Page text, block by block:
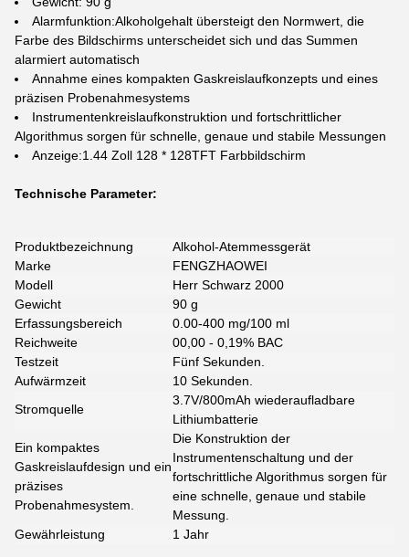
Alarmfunktion:Alkoholgehalt übersteigt den Normwert, die
Farbe des Bildschirms unterscheidet sich und das Summen
alarmiert automatisch
Annahme eines kompakten Gaskreislaufkonzepts und eines
präzisen Probenahmesystems
Instrumentenkreislaufkonstruktion und fortschrittlicher
Algorithmus sorgen für schnelle, genaue und stabile Messungen
Anzeige:1.44 Zoll 128 * 128TFT Farbbildschirm
Technische Parameter:
Produktbezeichnung
Alkohol-Atemmessgerät
Marke
FENGZHAOWEI
Modell
Herr Schwarz 2000
Gewicht
90 g
Erfassungsbereich
0.00-400 mg/100 ml
Reichweite
00,00 - 0,19% BAC
Testzeit
Fünf Sekunden.
Aufwärmzeit
10 Sekunden.
Stromquelle
3.7V/800mAh wiederaufladbare
Lithiumbatterie
Ein kompaktes
Gaskreislaufdesign und ein
präzises
Probenahmesystem.
Die Konstruktion der
Instrumentenschaltung und der
fortschrittliche Algorithmus sorgen für
eine schnelle, genaue und stabile
Messung.
Gewährleistung
1 Jahr